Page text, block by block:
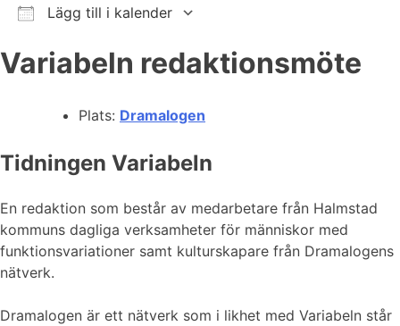
Lägg till i kalender
Variabeln redaktionsmöte
Plats: Dramalogen
Tidningen Variabeln
En redaktion som består av medarbetare från Halmstad
kommuns dagliga verksamheter för människor med
funktionsvariationer samt kulturskapare från Dramalogens
nätverk.
Dramalogen är ett nätverk som i likhet med Variabeln står